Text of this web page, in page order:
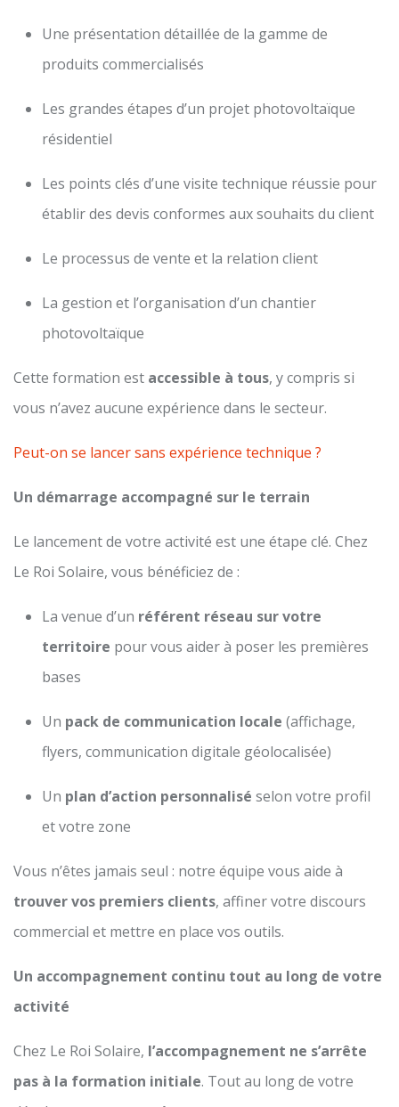
Une présentation détaillée de la gamme de
produits commercialisés
Les grandes étapes d’un projet photovoltaïque
résidentiel
Les points clés d’une visite technique réussie pour
établir des devis conformes aux souhaits du client
Le processus de vente et la relation client
La gestion et l’organisation d’un chantier
photovoltaïque
Cette formation est accessible à tous, y compris si
vous n’avez aucune expérience dans le secteur.
Peut-on se lancer sans expérience technique ?
Un démarrage accompagné sur le terrain
Le lancement de votre activité est une étape clé. Chez
Le Roi Solaire, vous bénéficiez de :
La venue d’un référent réseau sur votre
territoire pour vous aider à poser les premières
bases
Un pack de communication locale (affichage,
flyers, communication digitale géolocalisée)
Un plan d’action personnalisé selon votre profil
et votre zone
Vous n’êtes jamais seul : notre équipe vous aide à
trouver vos premiers clients, affiner votre discours
commercial et mettre en place vos outils.
Un accompagnement continu tout au long de votre
activité
Chez Le Roi Solaire, l’accompagnement ne s’arrête
pas à la formation initiale. Tout au long de votre